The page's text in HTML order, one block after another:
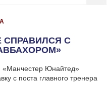
СПРАВИЛСЯ С
«Манчестер Юнайтед»
с поста главного тренера